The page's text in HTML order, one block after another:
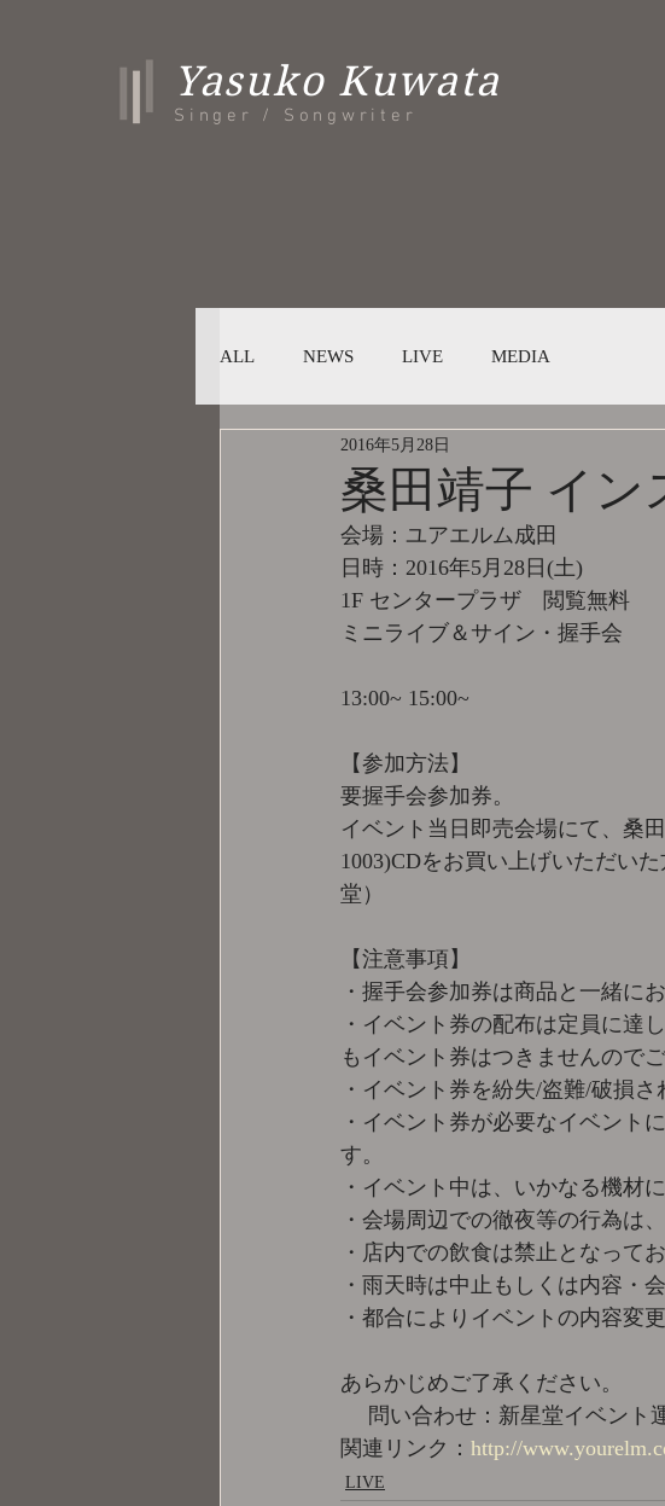
Yasuko Kuwata
Singer / Songwriter
ALL NEWS LIVE MEDIA
桑田靖子 イ
2016年5月28日
会場：ユアエルム成田
日時：2016年5月28日(土)
1F センタープラザ　閲覧無料
ミニライブ＆サイン・握手会
13:00~ 15:00~
【参加方法】
要握手会参加券。
イベント当日即売会場にて、桑
1003)CDをお買い上げいただい
堂）
【注意事項】
・握手会参加券は商品と一緒に
・イベント券の配布は定員に達
もイベント券はつきませんので
・イベント券を紛失/盗難/破損
・イベント券が必要なイベント
す。
・イベント中は、いかなる機材
・会場周辺での徹夜等の行為は
・店内での飲食は禁止となってお
・雨天時は中止もしくは内容・
・都合によりイベントの内容変
あらかじめご了承ください。
問い合わせ：新星堂イベント運
関連リンク： http://
LIVE